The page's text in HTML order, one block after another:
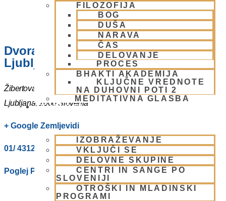
FILOZOFIJA
BOG
DUŠA
NARAVA
ČAS
DELOVANJE
PROCES
BHAKTI AKADEMIJA
KLJUČNE VREDNOTE
NA DUHOVNI POTI 2
MEDITATIVNA GLASBA
SKUPNOST
IZOBRAŽEVANJE
VKLJUČI SE
DELOVNE SKUPINE
CENTRI IN SANGE PO
SLOVENIJI
OTROŠKI IN MLADINSKI
PROGRAMI
Dvorana – Center Hare Krišna v
Ljubljani
Žibertova 27
Ljubljana, 1000 Slovenia
+ Google Zemljevidi
01/ 4312319
Poglej Prizorišče spletno stran